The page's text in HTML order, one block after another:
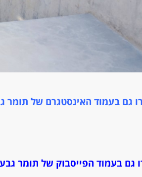
גם בעמוד האינסטגרם של תומר
גם בעמוד הפייסבוק של תומר גבע